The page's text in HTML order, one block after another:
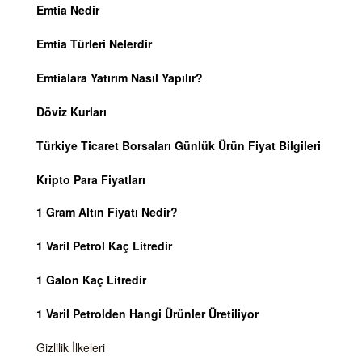
Emtia Nedir
Emtia Türleri Nelerdir
Emtialara Yatırım Nasıl Yapılır?
Döviz Kurları
Türkiye Ticaret Borsaları Günlük Ürün Fiyat Bilgileri
Kripto Para Fiyatları
1 Gram Altın Fiyatı Nedir?
1 Varil Petrol Kaç Litredir
1 Galon Kaç Litredir
1 Varil Petrolden Hangi Ürünler Üretiliyor
Gizlilik İlkeleri